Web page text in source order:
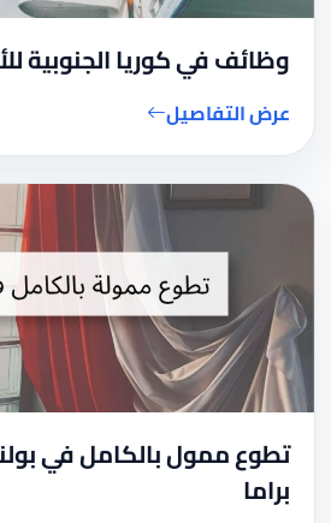
وظائف في كوريا الجنوبية
عرض التفاصيل
تطوع ممول بالكامل في
براما